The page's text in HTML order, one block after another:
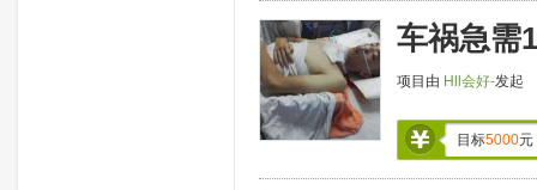
车祸急需
项目由 Hll会好-发起
目标5000元